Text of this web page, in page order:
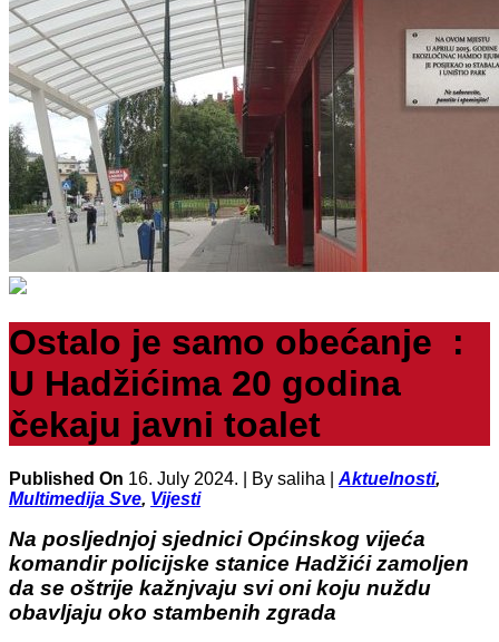
Ostalo je samo obećanje :
U Hadžićima 20 godina
čekaju javni toalet
Published On 16. July 2024. | By saliha | Aktuelnosti,
Multimedija Sve, Vijesti
Na posljednjoj sjednici Općinskog vijeća
komandir policijske stanice Hadžići zamoljen
da se oštrije kažnjvaju svi oni koju nuždu
obavljaju oko stambenih zgrada